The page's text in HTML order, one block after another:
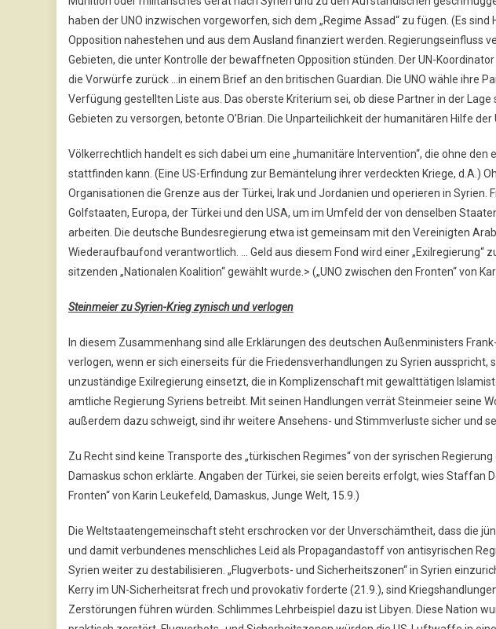
haben der UNO inzwischen vorgeworfen, sich dem „Regime Assad“ zu fügen. (Es
Opposition nahestehen und aus dem Ausland finanziert werden. Regierungseinfluss
Gebieten, die unter Kontrolle der bewaffneten Opposition stünden. Der UN-
die Vorwürfe zurück …in einem Brief an den britischen Guardian. Die UNO wähle ihre
Verfügung gestellten Liste aus. Das oberste Kriterium sei, ob diese Partner in der
Gebieten zu versorgen, betonte O’Brian. Die Unparteilichkeit der humanitären Hilfe der
Völkerrechtlich handelt es sich dabei um eine „humanitäre Intervention“, die ohne den
stattfinden kann. (Eine US-Erfindung zur Bemäntelung ihrer verdeckten Kriege, d.A.)
Organisationen die Grenze aus der Türkei, Irak und Jordanien und operieren in Syrien.
Golfstaaten, Europa, der Türkei und den USA, um im Umfeld der von denselben
arbeiten. Die deutsche Bundesregierung etwa ist gemeinsam mit den Vereinigten
Wiederaufbaufond verantwortlich. … Geld aus diesem Fond wird einer „Exilregierung“
sitzenden „Nationalen Koalition“ gewählt wurde.> („UNO zwischen den Fronten“ von
Steinmeier zu Syrien-Krieg zynisch und verlogen
In diesem Zusammenhang sind alle Erklärungen des deutschen Außenministers
verlogen, wenn er sich einerseits für die Friedensverhandlungen zu Syrien ausspricht,
unzuständige Exilregierung einsetzt, die in Komplizenschaft mit gewalttätigen
amtliche Regierung Syriens betreibt. Mit seinen Handlungen verrät Steinmeier seine
außerdem dazu schweigt, sind ihr weitere Ansehens- und Stimmverluste sicher und
Zu Recht sind keine Transporte des „türkischen Regimes“ von der syrischen
Damaskus schon erklärte. Angaben der Türkei, sie seien bereits erfolgt, wies Staffan
Fronten“ von Karin Leukefeld, Damaskus, Junge Welt, 15.9.)
Die Weltstaatengemeinschaft steht erschrocken vor der Unverschämtheit, dass die
und damit verbundenes menschliches Leid als Propagandastoff von antisyrischen
Syrien weiter zu destabilisieren. „Flugverbots- und Sicherheitszonen“ in Syrien
Kerry im UN-Sicherheitsrat frech und provokativ forderte (21.9.), sind
Zerstörungen führen würden. Schlimmes Lehrbeispiel dazu ist Libyen. Diese Nation